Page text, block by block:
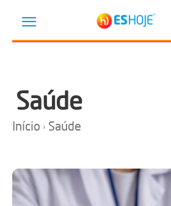
Saúde
Início Saúde